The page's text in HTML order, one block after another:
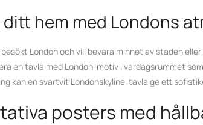
ditt hem med Londons
London och vill bevara minnet av staden
en tavla med London-motiv i vardagsrummet
kan en svartvit Londonskyline-tavla ge ett
posters med